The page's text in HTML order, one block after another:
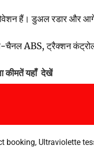
डुअल रडार और आगे और
ABS, ट्रैक्शन
कीमतें यहाँ देखें
booking, Ultraviolette